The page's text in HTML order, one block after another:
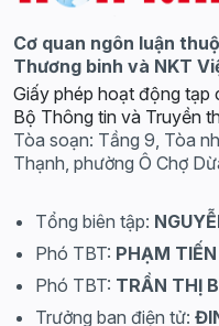
Cơ quan ngôn luận
Thương binh và NKT
Giấy phép hoạt động
Bộ Thông tin và Truyền
Tòa soạn: Tầng 9, Tòa
Thạnh, phường Ô Chợ
Tổng biên tập:
Phó TBT: PHẠM
Phó TBT: TRẦN THỊ
Trưởng ban điện tử: